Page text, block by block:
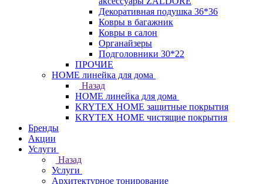
Декоративная подушка 36*36
Ковры в багажник
Ковры в салон
Органайзеры
Подголовники 30*22
ПРОЧИЕ
HOME линейка для дома
Назад
HOME линейка для дома
KRYTEX HOME защитные покрытия
KRYTEX HOME чистящие покрытия
Бренды
Акции
Услуги
Назад
Услуги
Архитектурное тонирование